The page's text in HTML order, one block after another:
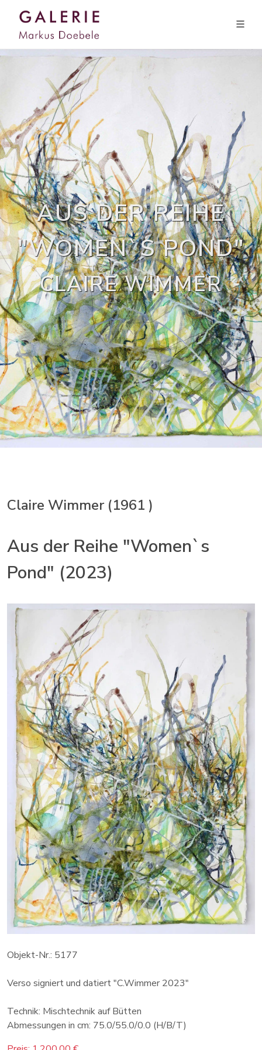
AUS DER REIHE
"WOMEN`S POND"
CLAIRE WIMMER
Claire Wimmer (1961 )
Aus der Reihe "Women`s
Pond" (2023)
Objekt-Nr.: 5177
Verso signiert und datiert "C.Wimmer 2023"
Technik: Mischtechnik auf Bütten
Abmessungen in cm: 75.0/55.0/0.0 (H/B/T)